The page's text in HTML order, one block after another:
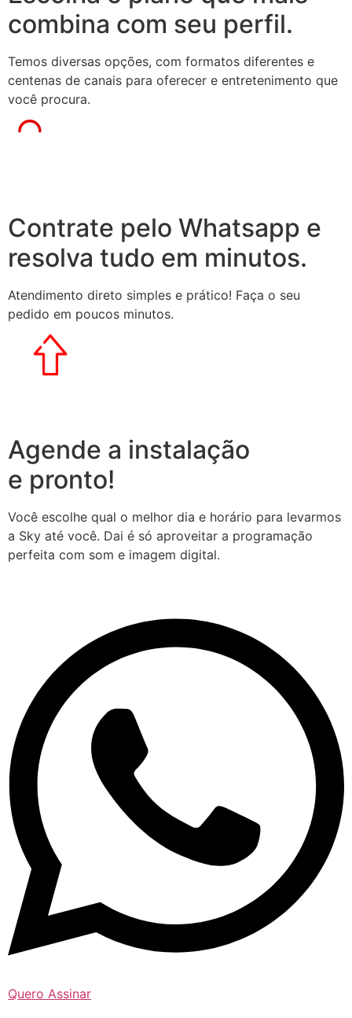
combina com seu perfil.
Temos diversas opções, com formatos diferentes e
centenas de canais para oferecer e entretenimento que
você procura.
Contrate pelo Whatsapp e
resolva tudo em minutos.
Atendimento direto simples e prático! Faça o seu
pedido em poucos minutos.
Agende a instalação
e pronto!
Você escolhe qual o melhor dia e horário para levarmos
a Sky até você. Dai é só aproveitar a programação
perfeita com som e imagem digital.
Quero Assinar